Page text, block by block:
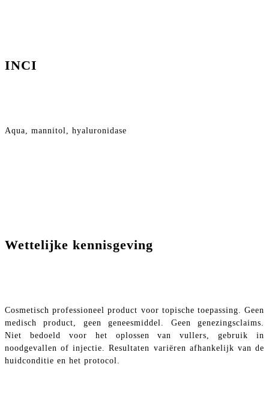
INCI
Aqua, mannitol, hyaluronidase
Wettelijke kennisgeving
Cosmetisch professioneel product voor topische toepassing. Geen
medisch product, geen geneesmiddel. Geen genezingsclaims.
Niet bedoeld voor het oplossen van vullers, gebruik in
noodgevallen of injectie. Resultaten variëren afhankelijk van de
huidconditie en het protocol.